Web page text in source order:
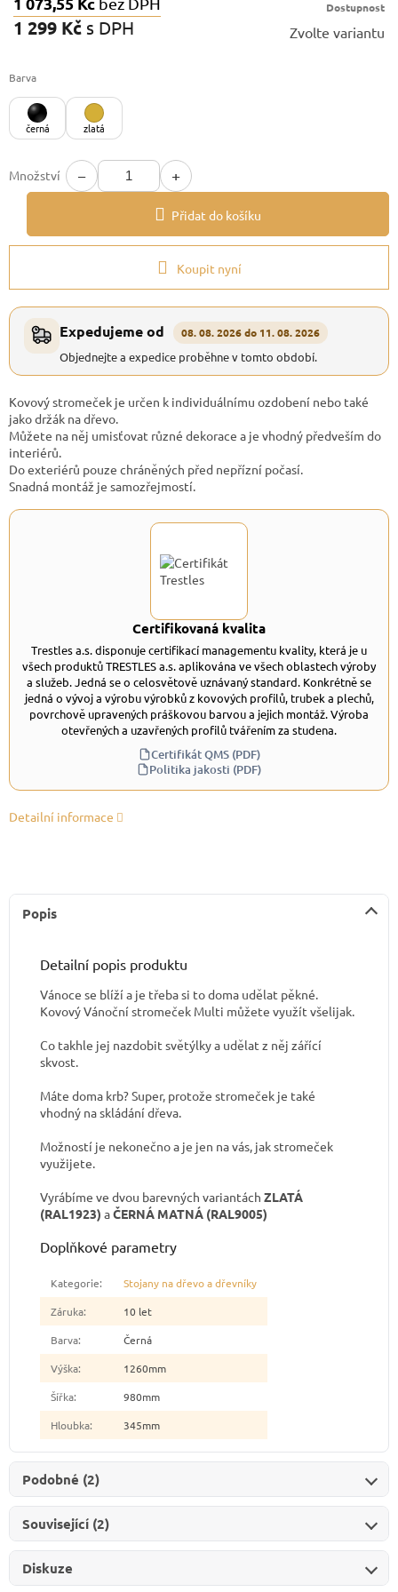
1 299 Kč s DPH
Dostupnost
Zvolte variantu
Barva
černá zlatá
Množství − +
Přidat do košíku
Koupit nyní
Expedujeme od 08. 08. 2026 do 11. 08. 2026
Objednejte a expedice proběhne v tomto období.
Kovový stromeček je určen k individuálnímu ozdobení nebo také
jako držák na dřevo.
Můžete na něj umisťovat různé dekorace a je vhodný předveším do
interiérů.
Do exteriérů pouze chráněných před nepřízní počasí.
Snadná montáž je samozřejmostí.
Certifikovaná kvalita
Trestles a.s. disponuje certifikací managementu kvality, která je u
všech produktů TRESTLES a.s. aplikována ve všech oblastech výroby
a služeb. Jedná se o celosvětově uznávaný standard. Konkrétně se
jedná o vývoj a výrobu výrobků z kovových profilů, trubek a plechů,
povrchově upravených práškovou barvou a jejich montáž. Výroba
otevřených a uzavřených profilů tvářením za studena.
Certifikát QMS (PDF)
Politika jakosti (PDF)
Detailní informace
Popis
Detailní popis produktu
Vánoce se blíží a je třeba si to doma udělat pěkné.
Kovový Vánoční stromeček Multi můžete využít všelijak.
Co takhle jej nazdobit světýlky a udělat z něj zářící
skvost.
Máte doma krb? Super, protože stromeček je také
vhodný na skládání dřeva.
Možností je nekonečno a je jen na vás, jak stromeček
využijete.
Vyrábíme ve dvou barevných variantách ZLATÁ
(RAL1923) aČERNÁ MATNÁ (RAL9005)
Doplňkové parametry
Kategorie:
Stojany na dřevo a dřevníky
Záruka:
10 let
Barva:
Černá
Výška:
1260mm
Šířka:
980mm
Hloubka: 345mm
Podobné (2)
Související (2)
Diskuze